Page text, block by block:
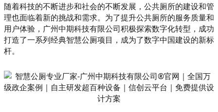
随着科技的不断进步和社会的不断发展，公共厕所的建设和管
理也面临着新的挑战和需求。为了提升公共厕所的服务质量和
用户体验，广州中期科技有限公司积极探索数字化转型，成功
打造了一系列经典智慧公厕项目，成为了数字中国建设的新标
杆。